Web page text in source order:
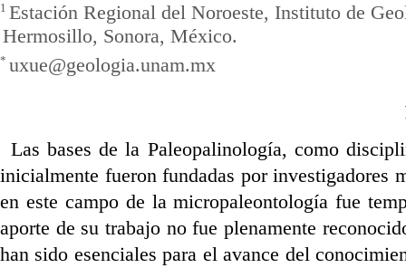
1 Estación Regional del Noroeste, Instituto de
Hermosillo, Sonora, México.
* uxue@geologia.unam.mx
Las bases de la Paleopalinología, como
inicialmente fueron fundadas por investigadores
en este campo de la micropaleontología fue
aporte de su trabajo no fue plenamente
han sido esenciales para el avance del